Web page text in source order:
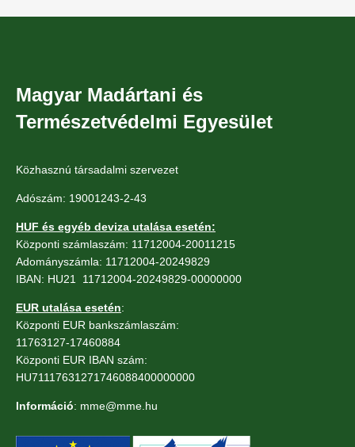
Magyar Madártani és
Természetvédelmi Egyesület
Közhasznú társadalmi szervezet
Adószám: 19001243-2-43
HUF és egyéb deviza utalása esetén:
Központi számlaszám: 11712004-20011215
Adományszámla: 11712004-20249829
IBAN: HU21 11712004-20249829-00000000
EUR utalása esetén:
Központi EUR bankszámlaszám:
11763127-17460884
Központi EUR IBAN szám:
HU71117631271746088400000000
Információ: mme@mme.hu